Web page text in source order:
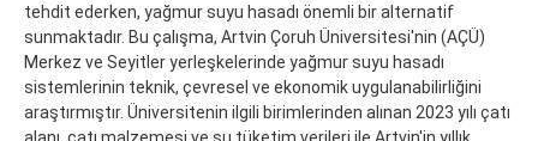
tehdit ederken, yağmur suyu hasadı önemli bir alternatif
sunmaktadır. Bu çalışma, Artvin Çoruh Üniversitesi'nin (AÇÜ)
Merkez ve Seyitler yerleşkelerinde yağmur suyu hasadı
sistemlerinin teknik, çevresel ve ekonomik uygulanabilirliğini
araştırmıştır. Üniversitenin ilgili birimlerinden alınan 2023 yılı çatı
alanı, çatı malzemesi ve su tüketim verileri ile Artvin'in yıllık